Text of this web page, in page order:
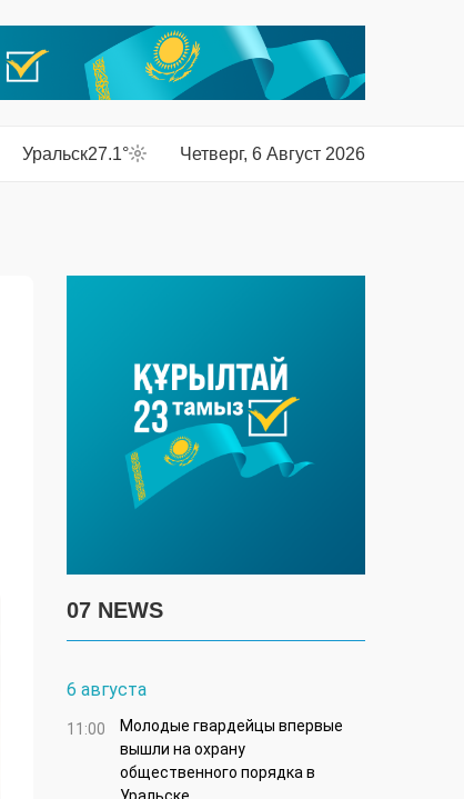
Уральск27.1° Четверг, 6 Август 2026
07 NEWS
6 августа
11:00
Молодые гвардейцы впервые
вышли на охрану
общественного порядка в